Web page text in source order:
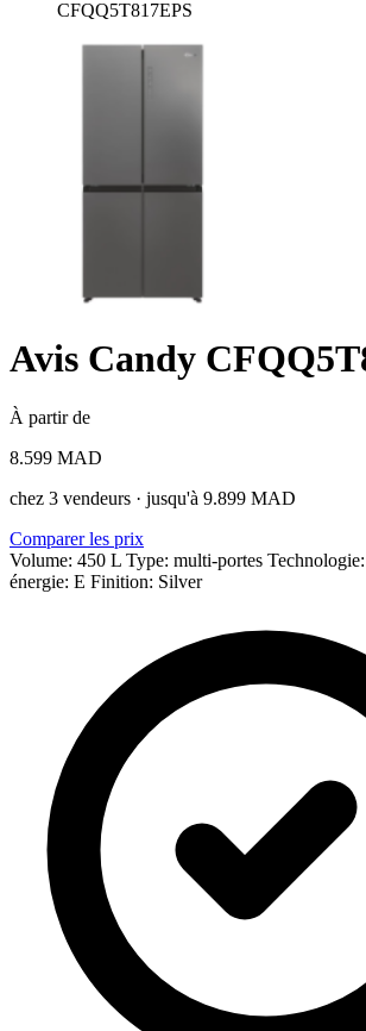
CFQQ5T817EPS
Avis Candy
À partir de
8.599 MAD
chez 3 vendeurs · jusqu'à 9.899 MAD
Comparer les prix
Volume: 450 L Type: multi-portes
énergie: E Finition: Silver